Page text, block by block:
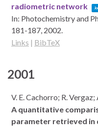
radiometric network
In: Photochemistry and
181-187, 2002.
Links | BibTeX
2001
V. E. Cachorro; R.
A quantitative
parameter retrieved